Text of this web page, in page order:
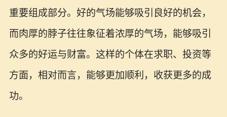
重要组成部分。好的气场能够吸引良好的机会，
而肉厚的脖子往往象征着浓厚的气场，能够吸引
众多的好运与财富。这样的个体在求职、投资等
方面，相对而言，能够更加顺利，收获更多的成
功。